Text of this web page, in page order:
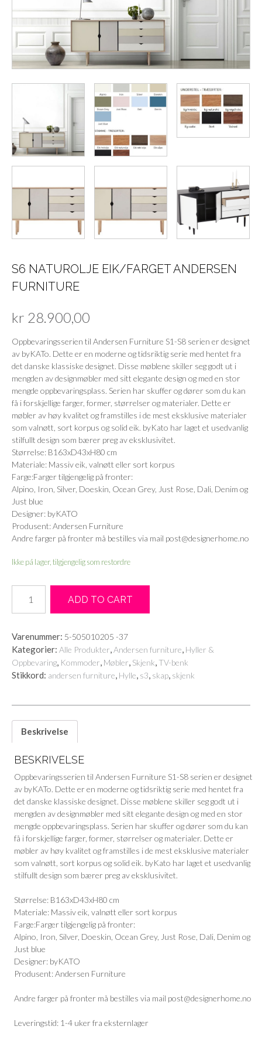
S6 NATUROLJE EIK/FARGET ANDERSEN
FURNITURE
kr 28.900,00
Oppbevaringsserien til Andersen Furniture S1-S8 serien er designet
av byKATo. Dette er en moderne og tidsriktig serie med hentet fra
det danske klassiske designet. Disse møblene skiller seg godt ut i
mengden av designmøbler med sitt elegante design og med en stor
mengde oppbevaringsplass. Serien har skuffer og dører som du kan
få i forskjellige farger, former, størrelser og materialer. Dette er
møbler av høy kvalitet og framstilles i de mest eksklusive materialer
som valnøtt, sort korpus og solid eik. byKato har laget et usedvanlig
stilfullt design som bærer preg av eksklusivitet.
Størrelse: B163xD43xH80 cm
Materiale: Massiv eik, valnøtt eller sort korpus
Farge:Farger tilgjengelig på fronter:
Alpino, Iron, Silver, Doeskin, Ocean Grey, Just Rose, Dali, Denim og
Just blue
Designer: byKATO
Produsent: Andersen Furniture
Andre farger på fronter må bestilles via mail post@designerhome.no
Ikke på lager, tilgjengelig som restordre
Naturolje
eik/farget
Furniture
antall
ADD TO CART
Varenummer: 5-505010205 -37
Kategorier: Alle Produkter,Andersen furniture, Hyller &
Oppbevaring, Kommoder, Møbler, Skjenk,TV-benk
Stikkord: andersen furniture, Hylle, s3, skap, skjenk
Beskrivelse
BESKRIVELSE
Oppbevaringsserien til Andersen Furniture S1-S8 serien er designet
av byKATo. Dette er en moderne og tidsriktig serie med hentet fra
det danske klassiske designet. Disse møblene skiller seg godt ut i
mengden av designmøbler med sitt elegante design og med en stor
mengde oppbevaringsplass. Serien har skuffer og dører som du kan
få i forskjellige farger, former, størrelser og materialer. Dette er
møbler av høy kvalitet og framstilles i de mest eksklusive materialer
som valnøtt, sort korpus og solid eik. byKato har laget et usedvanlig
stilfullt design som bærer preg av eksklusivitet.
Størrelse: B163xD43xH80 cm
Materiale: Massiv eik, valnøtt eller sort korpus
Farge:Farger tilgjengelig på fronter:
Alpino, Iron, Silver, Doeskin, Ocean Grey, Just Rose, Dali, Denim og
Just blue
Designer: byKATO
Produsent: Andersen Furniture
Andre farger på fronter må bestilles via mail post@designerhome.no
Leveringstid: 1-4 uker fra eksternlager